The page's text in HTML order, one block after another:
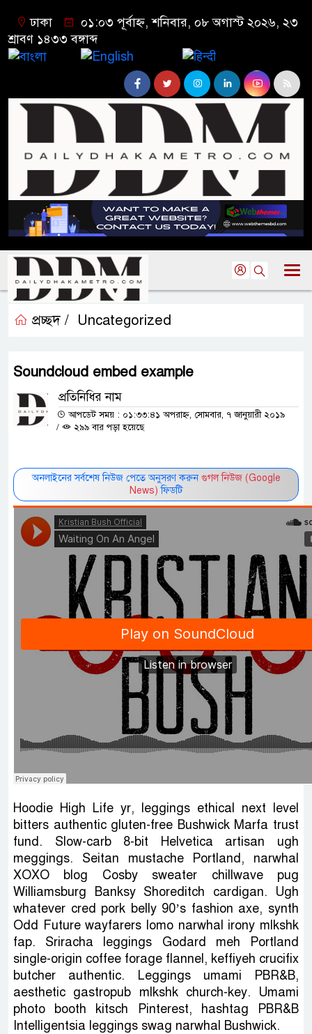
ঢাকা
০১:০৩ পূর্বাহ্ন, শনিবার, ০৮ অগাস্ট ২০২৬, ২৩
শ্রাবণ ১৪৩৩ বঙ্গাব্দ
প্রচ্ছদ / Uncategorized
Soundcloud embed example
প্রতিনিধির নাম
আপডেট সময় : ০১:৩৩:৪১ অপরাহ্ন, সোমবার, ৭ জানুয়ারী ২০১৯
/
২৯৯ বার পড়া হয়েছে
অনলাইনের সর্বশেষ নিউজ পেতে অনুসরণ করুন গুগল নিউজ (Google
News) ফিডটি
Hoodie High Life yr, leggings ethical next level
bitters authentic gluten-free Bushwick Marfa trust
fund. Slow-carb 8-bit Helvetica artisan ugh
meggings. Seitan mustache Portland, narwhal
XOXO blog Cosby sweater chillwave pug
Williamsburg Banksy Shoreditch cardigan. Ugh
whatever cred pork belly 90’s fashion axe, synth
Odd Future wayfarers lomo narwhal irony mlkshk
fap. Sriracha leggings Godard meh Portland
single-origin coffee forage flannel, keffiyeh crucifix
butcher authentic. Leggings umami PBR&B,
aesthetic gastropub mlkshk church-key. Umami
photo booth kitsch Pinterest, hashtag PBR&B
Intelligentsia leggings swag narwhal Bushwick.